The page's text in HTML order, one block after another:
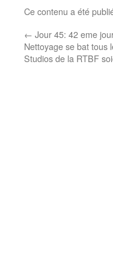
Ce contenu a été
← Jour 45: 42 eme
Nettoyage se bat tous
Studios de la RTBF